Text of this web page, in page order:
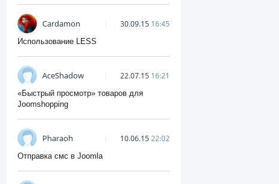
Cardamon 30.09.15 16:45
Использование LESS
AceShadow 22.07.15 16:21
«Быстрый просмотр» товаров для
Joomshopping
Pharaoh 10.06.1522:02
Отправка смс в Joomla